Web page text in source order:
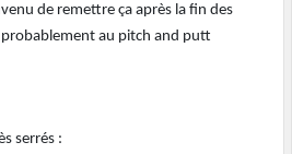
de remettre ça après la fin des
au pitch and putt
serrés :